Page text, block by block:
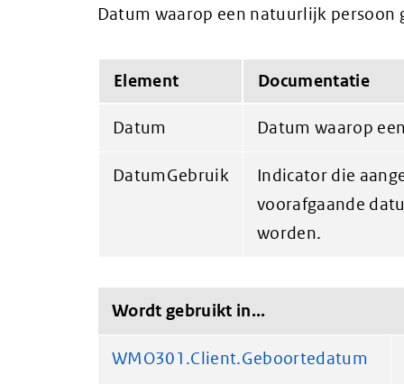
Datum waarop een natuurlijk persoon
Element Documentatie
Datum Datum waarop
DatumGebruik
Indicator die
voorafgaande
worden.
Wordt gebruikt in...
WMO301.Client.Geboortedatum